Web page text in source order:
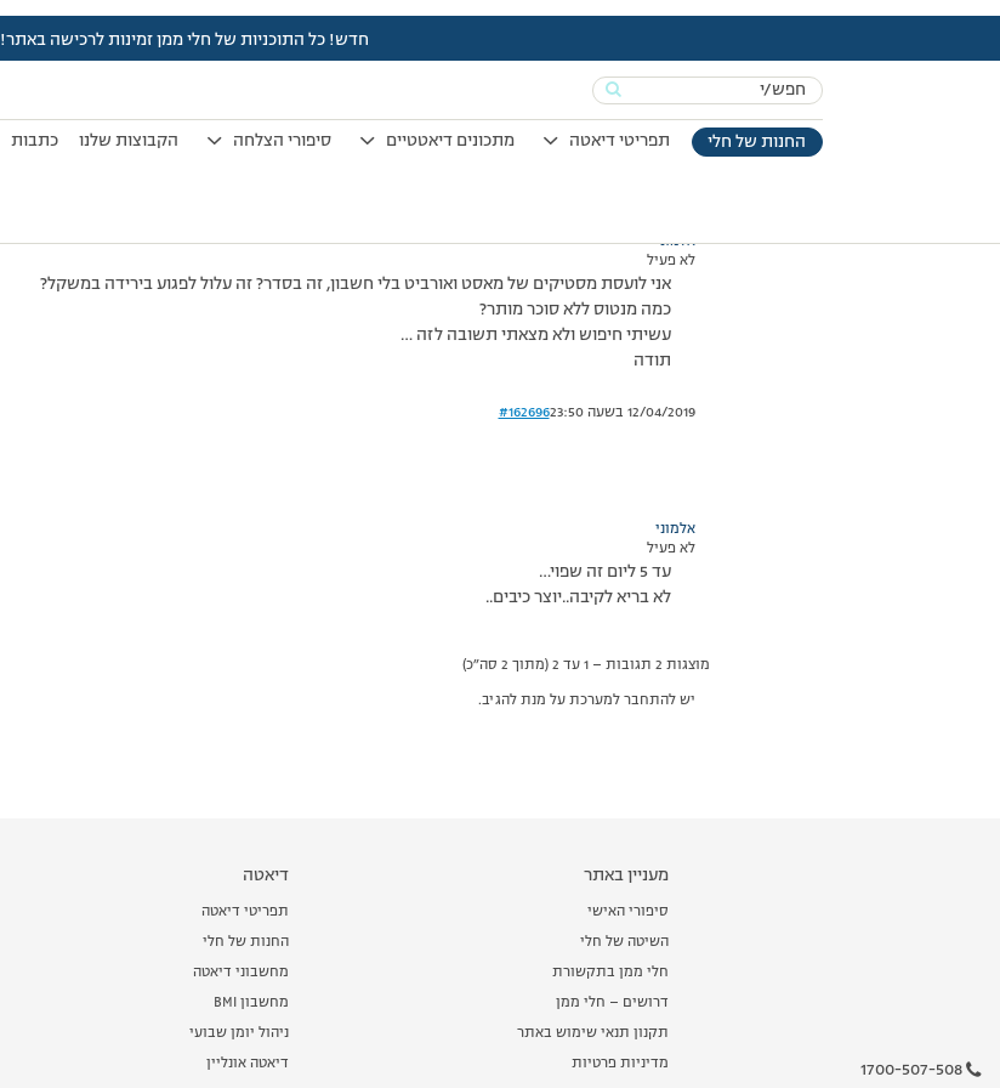
חדש! כל התוכניות של חלי ממן זמינות לרכישה באתר!
Search
for:החנות של חלי תפריטי דיאטה מתכונים דיאטטיים סיפורי הצלחה הקבוצות שלנו כתבות
עמוד הבית>דיונים>פורום>מסטיקים
מוצגות 2 תגובות – 1 עד 2 (מתוך 2 סה״כ)
15/07/2010 בשעה 12:10
#162695
אלמוני
לא פעיל
אני לועסת מסטיקים של מאסט ואורביט בלי חשבון, זה בסדר? זה עלול לפגוע בירידה במשקל?
כמה מנטוס ללא סוכר מותר?
עשיתי חיפוש ולא מצאתי תשובה לזה …
תודה
12/04/2019 בשעה 23:50 #162696
אלמוני
לא פעיל
עד 5 ליום זה שפוי…
לא בריא לקיבה..יוצר כיבים..
מוצגות 2 תגובות – 1 עד 2 (מתוך 2 סה״כ)
יש להתחבר למערכת על מנת להגיב.
1700-507-508
מעניין באתר
סיפורי האישי
השיטה של חלי
חלי ממן בתקשורת
דרושים – חלי ממן
תקנון תנאי שימוש באתר
מדיניות פרטיות
דיאטה
תפריטי דיאטה
החנות של חלי
מחשבוני דיאטה
מחשבון BMI
ניהול יומן שבועי
דיאטה אונליין